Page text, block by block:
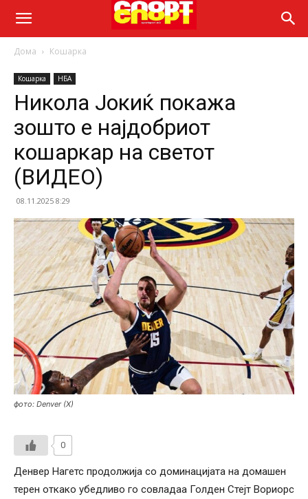
Дома Кошарка
Кошарка НБА
Никола Јокиќ покажа
зошто е најдобриот
кошаркар на светот
(ВИДЕО)
08.11.2025 8:29
фото: Denver (X)
0
Денвер Нагетс продолжија со доминацијата на домашен
терен откако убедливо го совладаа Голден Стејт Вориорс